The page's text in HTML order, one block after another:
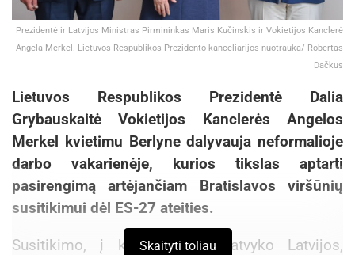
Prezidentė ir Latvijos Ministras Pirmininkas Maris Kučinskis ir Vokietijos Kanclerė
Angela Merkel. Lietuvos Respublikos Prezidento kanceliarijos nuotrauka/ Robertas
Dačkus
Lietuvos Respublikos Prezidentė Dalia
Grybauskaitė Vokietijos Kanclerės Angelos
Merkel kvietimu Berlyne dalyvauja neformalioje
darbo vakarienėje, kurios tikslas aptarti
pasirengimą artėjančiam Bratislavos viršūnių
susitikimui dėl ES-27 ateities.
Susitikimo, į kurį taip pat atvyko Latvijos,
Skaityti toliau